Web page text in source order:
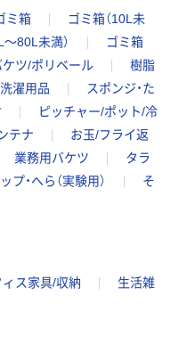
ミ箱
ゴミ箱（10L未
～80L未満）
ゴミ箱
ケツ/ポリベール
樹脂
濯用品
スポンジ・た
ピッチャー/ポット/冷
テナ
お玉/フライ返
業務用バケツ
タラ
プ・へら（実験用）
そ
ィス家具/収納
生活雑